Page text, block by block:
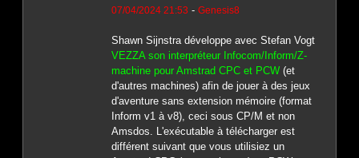
07/04/2024 21:53 - Genesis8
Shawn Sijnstra développe avec Stefan Vogt
VEZZA son interpréteur Infocom/Inform/Z-
machine pour Amstrad CPC et PCW(et
d'autres machines) afin de jouer à des jeux
d'aventure sans extension mémoire (format
Inform v1 à v8), ceci sous CP/M et non
Amsdos. L'exécutable à télécharger est
différent suivant que vous utilisiez un